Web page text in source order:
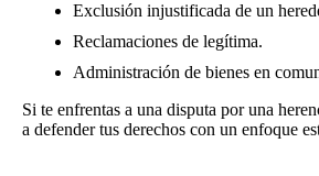
Exclusión injustificada de un
Reclamaciones de legítima.
Administración de bienes en
Si te enfrentas a una disputa por una
a defender tus derechos con un enfoque